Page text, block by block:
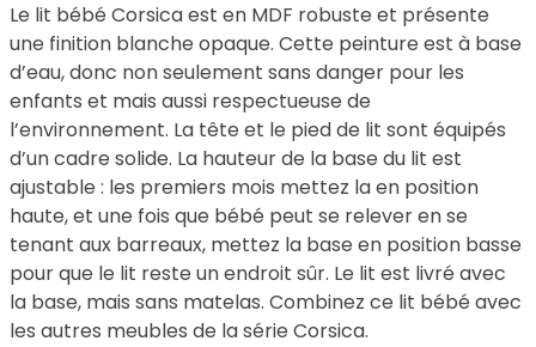
Le lit bébé Corsica est en MDF robuste et présente
une finition blanche opaque. Cette peinture est à base
d’eau, donc non seulement sans danger pour les
enfants et mais aussi respectueuse de
l’environnement. La tête et le pied de lit sont équipés
d’un cadre solide. La hauteur de la base du lit est
ajustable : les premiers mois mettez la en position
haute, et une fois que bébé peut se relever en se
tenant aux barreaux, mettez la base en position basse
pour que le lit reste un endroit sûr. Le lit est livré avec
la base, mais sans matelas. Combinez ce lit bébé avec
les autres meubles de la série Corsica.